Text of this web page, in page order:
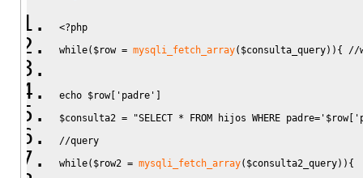
<?php
while( $row = mysqli_fetch_array( $consulta_query) ) { //
echo $row[ 'padre' ]
$consulta2 = "SELECT * FROM hijos WHERE padre=' $row
//query
while( $row2 = mysqli_fetch_array( $consulta2_query) ) {